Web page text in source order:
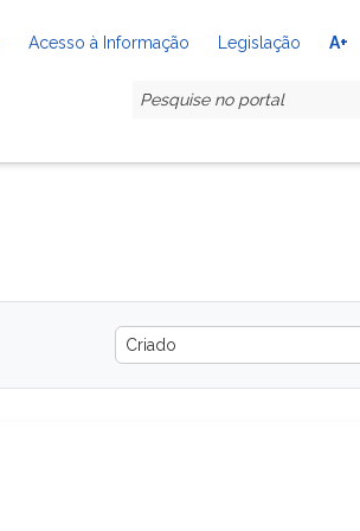
Acesso à Informação Legislação A+